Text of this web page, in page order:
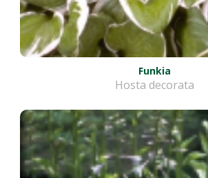
Funkia
Hosta decorata